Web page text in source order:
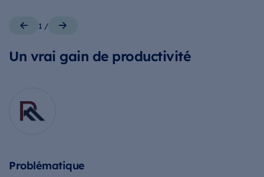
Un vrai gain de productivité
Problématique
1 /